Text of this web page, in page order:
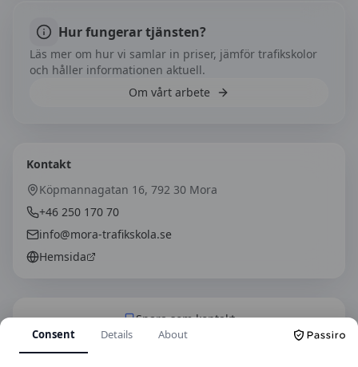
Hur fungerar tjänsten?
Läs mer om hur vi samlar in priser, jämför trafikskolor
och håller informationen aktuell.
Om vårt arbete
Kontakt
Köpmannagatan 16, 792 30 Mora
+46 250 170 70
info@mora-trafikskola.se
Hemsida
Spara som kontakt
Consent Details About